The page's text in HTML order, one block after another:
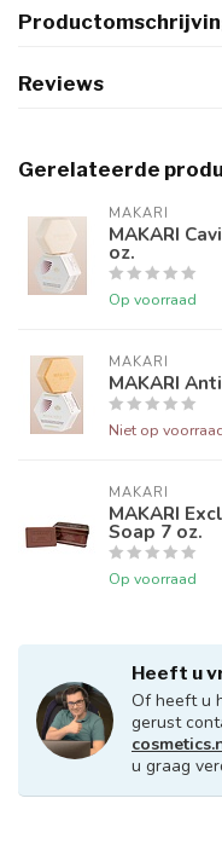
Reviews
Gerelateerde
MAKARI
MAKARI
oz.
Op voorraad
MAKARI
MAKARI
Niet op
MAKARI
MAKARI
Soap 7 oz.
Op voorraad
Heeft u
Of heeft u
gerust
u graag